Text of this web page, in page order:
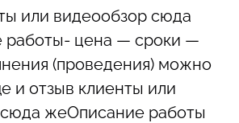
или видеообзор сюда
работы- цена — сроки —
(проведения) можно
и отзыв клиенты или
жеОписание работы